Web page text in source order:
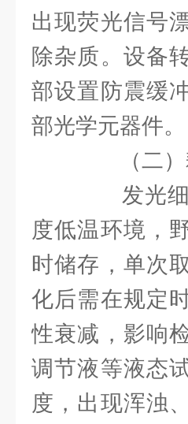
出现荧光信号
除杂质。设备
部设置防震缓
部光学元器件。
（二）
发光细
度低温环境，
时储存，单次
化后需在规定
性衰减，影响
调节液等液态
度，出现浑浊